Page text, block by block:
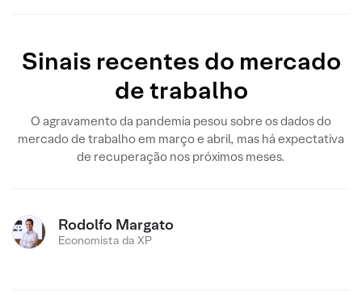
Sinais recentes do mercado
de trabalho
O agravamento da pandemia pesou sobre os dados do
mercado de trabalho em março e abril, mas há expectativa
de recuperação nos próximos meses.
Rodolfo Margato
Economista da XP